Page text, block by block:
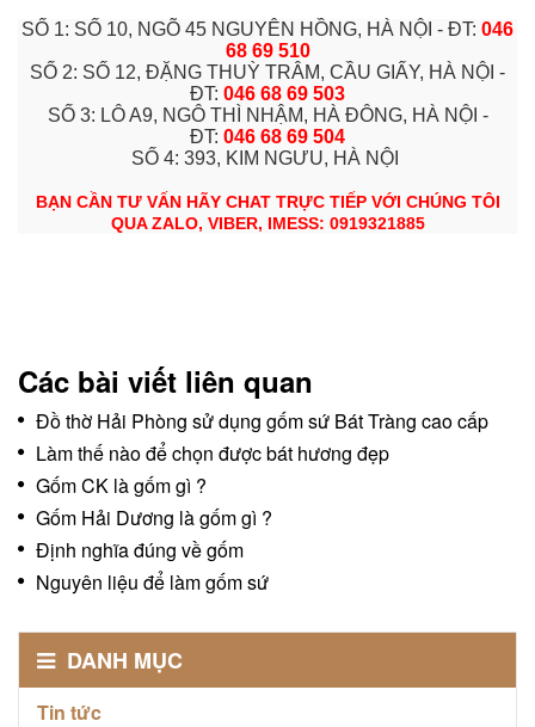
SỐ 1: SỐ 10, NGÕ 45 NGUYÊN HỒNG, HÀ NỘI - ĐT: 046
68 69 510
SỐ 2: SỐ 12, ĐẶNG THUỲ TRÂM, CẦU GIẤY, HÀ NỘI -
ĐT: 046 68 69 503
SỐ 3: LÔ A9, NGÔ THÌ NHẬM, HÀ ĐÔNG, HÀ NỘI -
ĐT: 046 68 69 504
SỐ 4: 393, KIM NGƯU, HÀ NỘI
BẠN CẦN TƯ VẤN HÃY CHAT TRỰC TIẾP VỚI CHÚNG TÔI
QUA ZALO, VIBER, IMESS: 0919321885
Các bài viết liên quan
Đồ thờ Hải Phòng sử dụng gốm sứ Bát Tràng cao cấp
Làm thế nào để chọn được bát hương đẹp
Gốm CK là gốm gì ?
Gốm Hải Dương là gốm gì ?
Định nghĩa đúng về gốm
Nguyên liệu để làm gốm sứ
DANH MỤC
Tin tức